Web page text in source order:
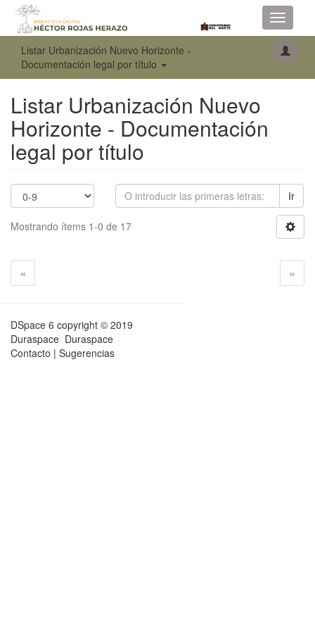
Toggle
Listar Urbanización Nuevo Horizonte -
Documentación legal por título
Listar Urbanización Nuevo
Horizonte - Documentación
legal por título
Ir
Mostrando ítems 1-0 de 17
« »
DSpace 6 copyright © 2019
Duraspace Duraspace
Contacto | Sugerencias